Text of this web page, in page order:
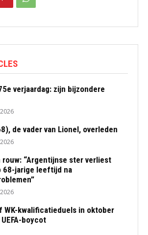
verjaardag: zijn bijzondere
de vader van Lionel, overleden
rouw: “Argentijnse ster verliest
68-jarige leeftijd na
WK-kwalificatieduels in oktober
boycot